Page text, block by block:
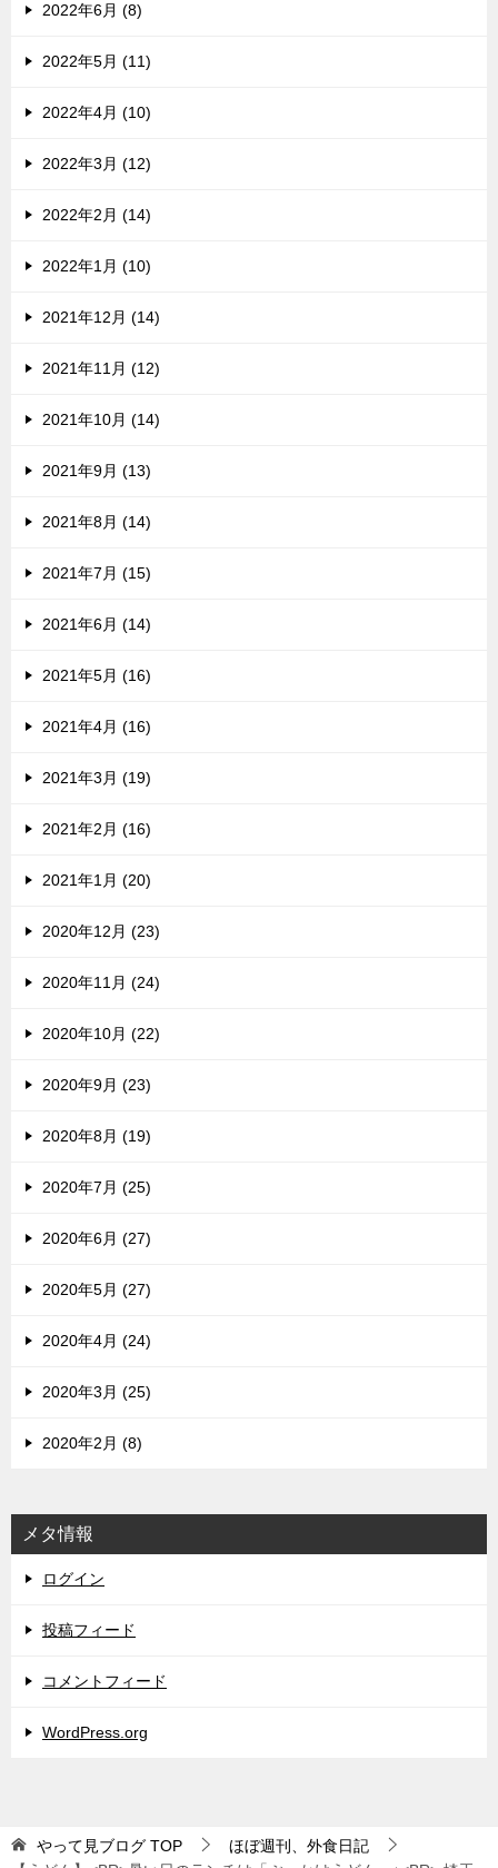
2022年6月 (8)
2022年5月 (11)
2022年4月 (10)
2022年3月 (12)
2022年2月 (14)
2022年1月 (10)
2021年12月 (14)
2021年11月 (12)
2021年10月 (14)
2021年9月 (13)
2021年8月 (14)
2021年7月 (15)
2021年6月 (14)
2021年5月 (16)
2021年4月 (16)
2021年3月 (19)
2021年2月 (16)
2021年1月 (20)
2020年12月 (23)
2020年11月 (24)
2020年10月 (22)
2020年9月 (23)
2020年8月 (19)
2020年7月 (25)
2020年6月 (27)
2020年5月 (27)
2020年4月 (24)
2020年3月 (25)
2020年2月 (8)
メタ情報
ログイン
投稿フィード
コメントフィード
WordPress.org
やって見ブログ TOP
ほぼ週刊、外食日記